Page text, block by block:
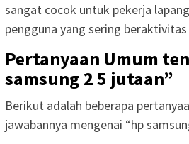
sangat cocok untuk pekerja
pengguna yang sering
Pertanyaan Umum
samsung 2 5 jutaan”
Berikut adalah beberapa
jawabannya mengenai “hp